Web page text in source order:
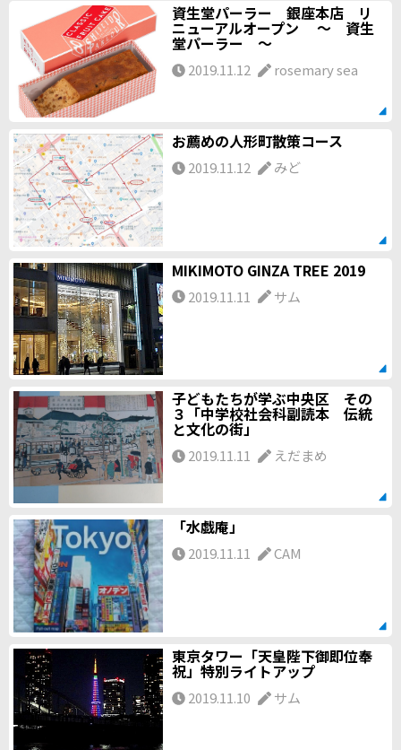
資生堂パーラー 銀座本店 リ
ニューアルオープン ～ 資生
堂パーラー ～
2019.11.12 rosemary sea
お薦めの人形町散策コース
2019.11.12 みど
MIKIMOTO GINZA TREE 2019
2019.11.11 サム
子どもたちが学ぶ中央区 その
３「中学校社会科副読本 伝統
と文化の街」
2019.11.11 えだまめ
「水戯庵」
2019.11.11 CAM
東京タワー「天皇陛下御即位奉
祝」特別ライトアップ
2019.11.10 サム